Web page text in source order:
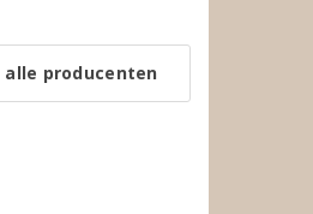
alle producenten